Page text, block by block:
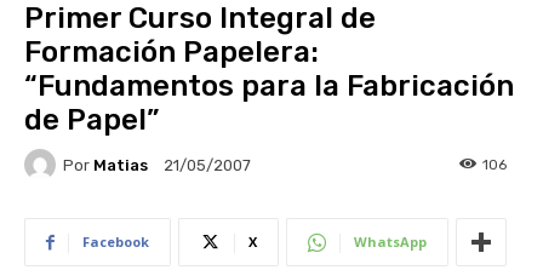
Primer Curso Integral de
Formación Papelera:
“Fundamentos para la Fabricación
de Papel”
Por Matias 21/05/2007 106
Facebook X WhatsApp